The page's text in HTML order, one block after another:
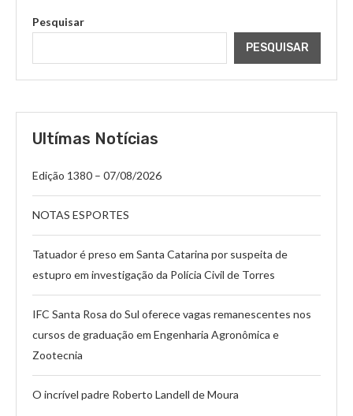
Pesquisar
PESQUISAR
Ultímas Notícias
Edição 1380 – 07/08/2026
NOTAS ESPORTES
Tatuador é preso em Santa Catarina por suspeita de
estupro em investigação da Polícia Civil de Torres
IFC Santa Rosa do Sul oferece vagas remanescentes nos
cursos de graduação em Engenharia Agronômica e
Zootecnia
O incrível padre Roberto Landell de Moura